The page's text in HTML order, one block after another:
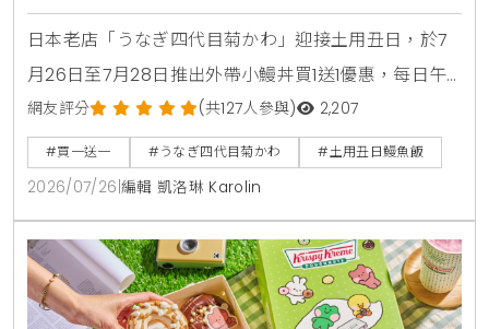
日本老店「うなぎ四代目菊かわ」迎接土用丑日，於7
月26日至7月28日推出外帶小鰻丼買1送1優惠，每日午
晚餐各限量15組。即日起至8月31日同步開賣「夏鰻雙
饗宴」特價2450元與全新單品冷筍沙拉，提供最道地
的日本夏日食補饗宴。
網友評分 (共127人參與) 2,207
#買一送一 #うなぎ四代目菊かわ #土用丑日鰻魚飯
2026/07/26 編輯 凱洛琳 Karolin